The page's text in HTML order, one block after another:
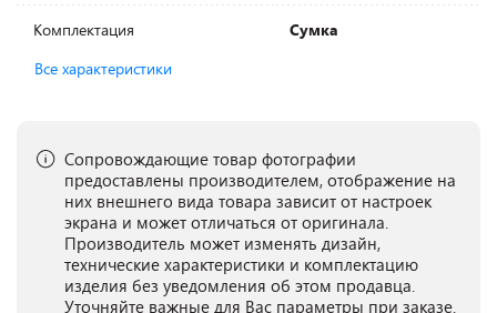
Комплектация
Сумка
Все характеристики
Сопровождающие товар фотографии
предоставлены производителем, отображение на
них внешнего вида товара зависит от настроек
экрана и может отличаться от оригинала.
Производитель может изменять дизайн,
технические характеристики и комплектацию
изделия без уведомления об этом продавца.
Уточняйте важные для Вас параметры при заказе.